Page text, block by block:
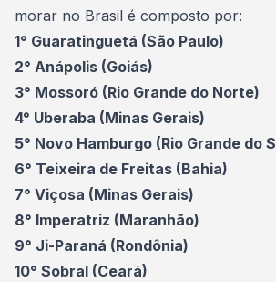
morar no Brasil é composto por:
1° Guaratinguetá (São Paulo)
2° Anápolis (Goiás)
3° Mossoró (Rio Grande do Norte)
4° Uberaba (Minas Gerais)
5° Novo Hamburgo (Rio Grande do
6° Teixeira de Freitas (Bahia)
7° Viçosa (Minas Gerais)
8° Imperatriz (Maranhão)
9° Ji-Paraná (Rondônia)
10° Sobral (Ceará)